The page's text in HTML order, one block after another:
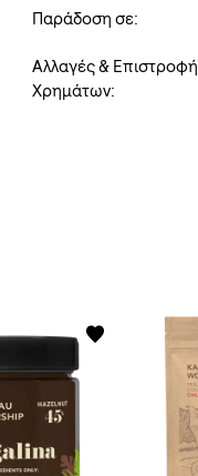
Παράδοση σε:
Αλλαγές & Επιστροφή
Χρημάτων: